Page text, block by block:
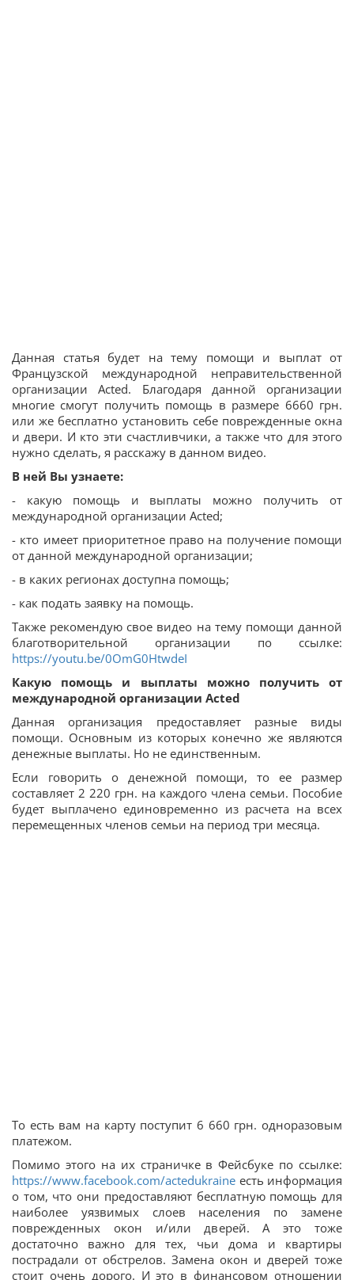
Данная статья будет на тему помощи и выплат от
Французской международной неправительственной
организации Acted. Благодаря данной организации
многие смогут получить помощь в размере 6660 грн.
или же бесплатно установить себе поврежденные окна
и двери. И кто эти счастливчики, а также что для этого
нужно сделать, я расскажу в данном видео.
В ней Вы узнаете:
- какую помощь и выплаты можно получить от
международной организации Acted;
- кто имеет приоритетное право на получение помощи
от данной международной организации;
- в каких регионах доступна помощь;
- как подать заявку на помощь.
Также рекомендую свое видео на тему помощи данной
благотворительной организации по ссылке:
https://youtu.be/0OmG0HtwdeI
Какую помощь и выплаты можно получить от
международной организации Acted
Данная организация предоставляет разные виды
помощи. Основным из которых конечно же являются
денежные выплаты. Но не единственным.
Если говорить о денежной помощи, то ее размер
составляет 2 220 грн. на каждого члена семьи. Пособие
будет выплачено единовременно из расчета на всех
перемещенных членов семьи на период три месяца.
То есть вам на карту поступит 6 660 грн. одноразовым
платежом.
Помимо этого на их страничке в Фейсбуке по ссылке:
https://www.facebook.com/actedukraine есть информация
о том, что они предоставляют бесплатную помощь для
наиболее уязвимых слоев населения по замене
поврежденных окон и/или дверей. А это тоже
достаточно важно для тех, чьи дома и квартиры
пострадали от обстрелов. Замена окон и дверей тоже
стоит очень дорого. И это в финансовом отношении